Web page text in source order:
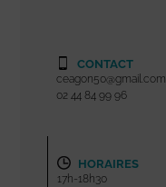
CONTACT
ceagon50@gmail.com
02 44 84 99 96
HORAIRES
17h-18h30